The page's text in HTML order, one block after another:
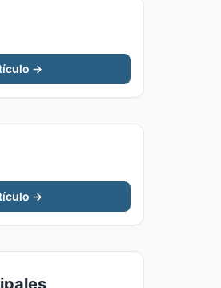
→
→